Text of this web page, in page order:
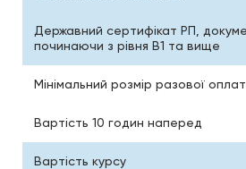
Державний сертифікат РП,
починаючи з рівня В1 та вище
Мінімальний розмір разової
Вартість 10 годин наперед
Вартість курсу